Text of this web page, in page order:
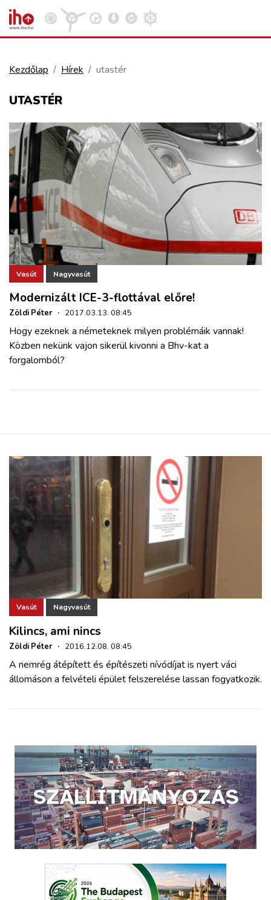
KÖZÚT
REPÜLÉS
KÖZLEKEDÉSFEJLESZTÉS
ELLÁTÁSI LÁNC
ZÖLDÚT
HAJÓZÁS
BLOG
BELÉPÉS
REGISZTRÁCIÓ
Kezdőlap Hírek utastér
UTASTÉR
Vasút Nagyvasút
Modernizált ICE-3-flottával előre!
Zöldi Péter · 2017.03.13. 08:45
Hogy ezeknek a németeknek milyen problémáik vannak!
Közben nekünk vajon sikerül kivonni a Bhv-kat a
forgalomból?
Vasút Nagyvasút
Kilincs, ami nincs
Zöldi Péter · 2016.12.08. 08:45
A nemrég átépített és építészeti nívódíjat is nyert váci
állomáson a felvételi épület felszerelése lassan fogyatkozik.